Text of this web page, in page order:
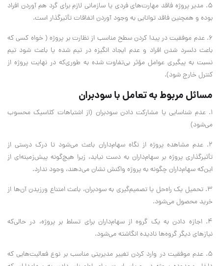
5. مدیر پروژه فاقد مهارت‌های فردی یا سازمانی لازم برای گرد هم آوردن افراد
بوده و همچنین فاقد توانایی به وجود آوردن اتفاقات تأثیرگذار است.
6. عدم موفقیت در پیدا کردن سطح مناسب از نظارت بر پروژه ( خواه کسی که
باعث دلسرد شدن افراد و عدم ایجاد انگیزه در تیم شده یا باعث شود تیم
نسبت به پیگیری عوامل مؤثر بی‌تفاوت شده به طوری‌که در نهایت پروژه از
کنترل خارج شود).
مسائل مربوط به تعامل با سودبران
1. عدم شناسایی یا مشارکت دادن سودبران (از اشتباهات کلاسیک محسوب
می‌شود)
2. عدم مشاهده پروژه از نگاه سهام‌داران باعث می‌شود تا درک درستی از
تأثیرگذاری پروژه بر سهام‌داران به دست نیاید، زیرا هیچ‌گونه پیش‌زمینه‌ای از
این‌که سهام‌داران چگونه به پروژه واکنش نشان می‌دهند، وجود ندارد.
3. تحمیل یک راه‌حل یا تصمیم‌گیری به سودبران، باعث امتناع ورزیدن آن‌ها از
خرید محصول می‌شود.
4. اجازه دادن به یک گروه از سهام‌داران برای تسلط بر پروژه، در حالی‌که
نیازهای دیگر گروه‌ها نادیده انگاشته می‌شود.
5. عدم موفقیت در وارد کردن تغییر مدیریتی مناسب بر نوع فعالیت‌هایی که